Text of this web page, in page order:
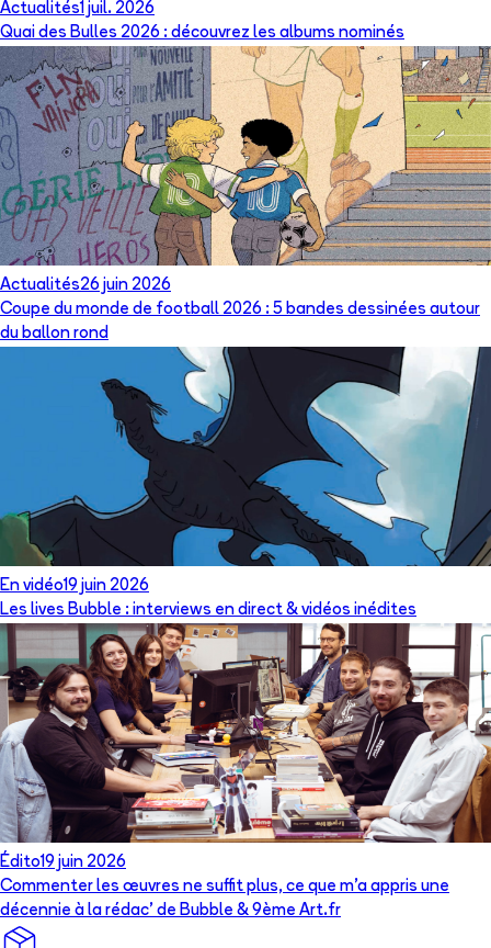
Actualités1 juil. 2026
Quai des Bulles 2026 : découvrez les albums nominés
Actualités26 juin 2026
Coupe du monde de football 2026 : 5 bandes dessinées autour
du ballon rond
En vidéo19 juin 2026
Les lives Bubble : interviews en direct & vidéos inédites
Édito19 juin 2026
Commenter les œuvres ne suffit plus, ce que m’a appris une
décennie à la rédac’ de Bubble & 9ème Art.fr